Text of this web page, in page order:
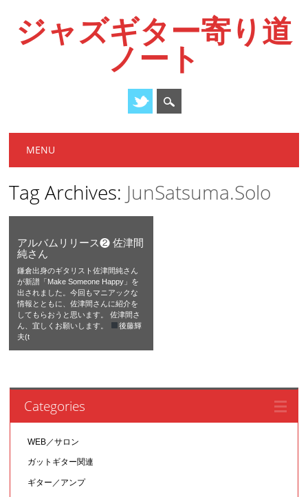
ジャズギター寄り道
ノート
Main menu
MENU
Tag Archives: JunSatsuma.Solo
アルバムリリース❷ 佐津間
純さん
鎌倉出身のギタリスト佐津間純さん
が新譜「Make Someone Happy」を
出されました。今回もマニアックな
情報とともに、佐津間さんに紹介を
してもらおうと思います。 佐津間さ
ん、宜しくお願いします。
後藤輝
夫(t
Categories
WEB／サロン
ガットギター関連
ギター／アンプ